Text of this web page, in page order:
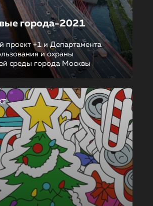
города-2021
проект +1 и Департамента
и охраны
среды города Москвы